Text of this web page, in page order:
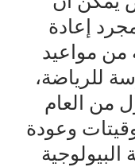
إعادة
من مواعيد
للرياضة،
من العام
وعودة
البيولوجية